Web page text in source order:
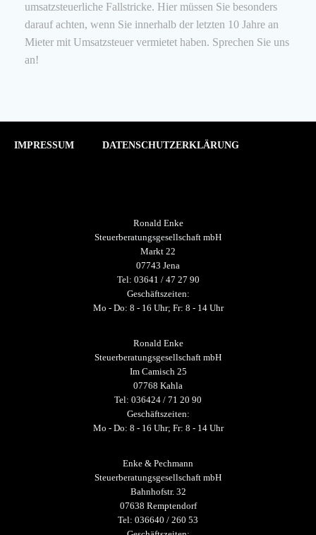
umsatzsteuerliche Fallstricke. Hier müssen Sie besonders
darauf achten, wenn Sie innerhalb der letzten 10 Jahre an
Mieter mit Umsatzsteuer vermietet haben. Sprechen Sie uns
an!
IMPRESSUM DATENSCHUTZERKLÄRUNG
Ronald Enke
Steuerberatungsgesellschaft mbH
Markt 22
07743 Jena
Tel: 03641 / 47 27 90
Geschäftszeiten:
Mo - Do: 8 - 16 Uhr; Fr: 8 - 14 Uhr
Ronald Enke
Steuerberatungsgesellschaft mbH
Im Camisch 25
07768 Kahla
Tel: 036424 / 71 20 90
Geschäftszeiten:
Mo - Do: 8 - 16 Uhr; Fr: 8 - 14 Uhr
Enke & Pechmann
Steuerberatungsgesellschaft mbH
Bahnhofstr. 32
07638 Remptendorf
Tel: 036640 / 260 53